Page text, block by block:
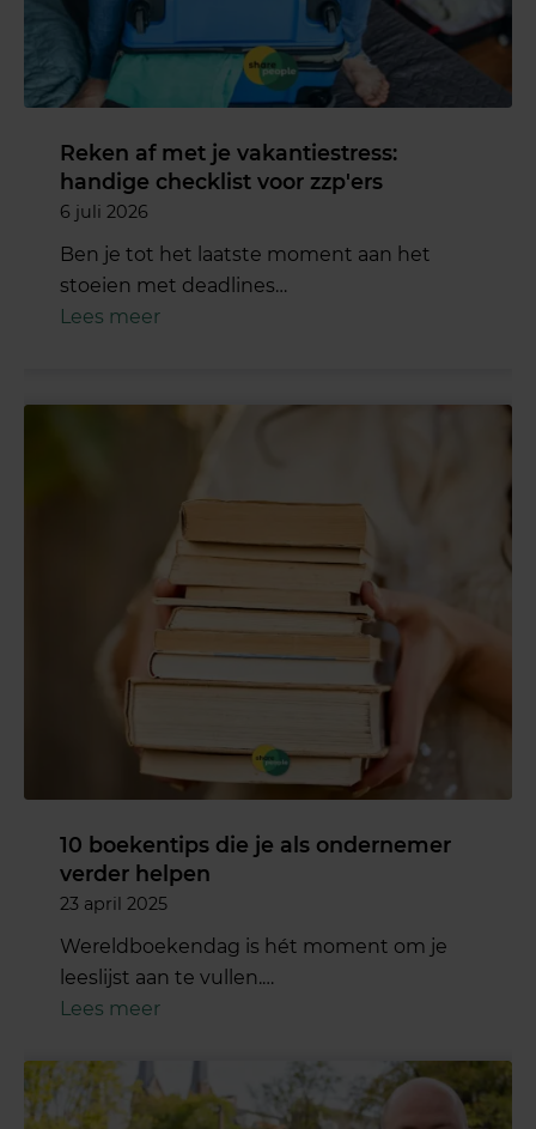
Reken af met je vakantiestress:
handige checklist voor zzp'ers
6 juli 2026
Ben je tot het laatste moment aan het
stoeien met deadlines…
Lees meer
10 boekentips die je als ondernemer
verder helpen
23 april 2025
Wereldboekendag is hét moment om je
leeslijst aan te vullen.…
Lees meer